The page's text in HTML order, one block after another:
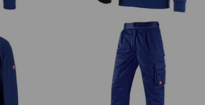
Nohavice do pása e.s.classic